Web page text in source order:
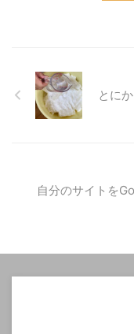
とに
自分のサイトを